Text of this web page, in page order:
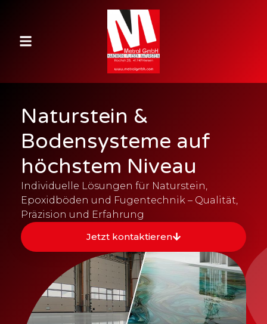
Naturstein &
Bodensysteme auf
höchstem Niveau
Individuelle Lösungen für Naturstein,
Epoxidböden und Fugentechnik – Qualität,
Präzision und Erfahrung
Jetzt kontaktieren